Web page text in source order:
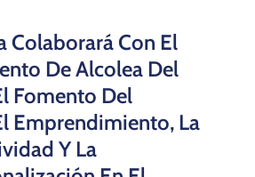
Colaborará Con El
De Alcolea Del
Fomento Del
Emprendimiento, La
Y La